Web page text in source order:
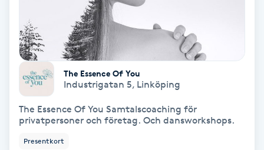
Regndroppsmassage
Reiki
Reikihealing
Reiki massage
Restorative Yoga
The Essence Of You
Industrigatan 5, Linköping
The Essence Of You Samtalscoaching för
privatpersoner och företag. Och dansworkshops.
Presentkort